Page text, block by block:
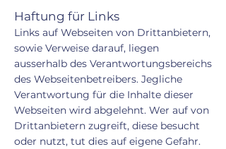
Haftung für Links
Links auf Webseiten von Drittanbietern,
sowie Verweise darauf, liegen
ausserhalb des Verantwortungsbereichs
des Webseitenbetreibers. Jegliche
Verantwortung für die Inhalte dieser
Webseiten wird abgelehnt. Wer auf von
Drittanbietern zugreift, diese besucht
oder nutzt, tut dies auf eigene Gefahr.